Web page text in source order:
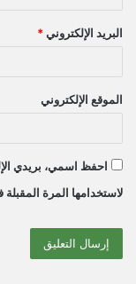
البريد الإلكتروني *
الموقع الإلكتروني
احفظ اسمي، بريدي
لاستخدامها المرة